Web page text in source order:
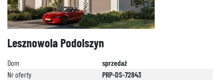
Lesznowola Podolszyn
Dom
sprzedaż
Nr oferty
PRP-DS-72843